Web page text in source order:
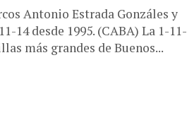
Antonio Estrada Gonzáles y
14 desde 1995. (CABA) La 1-11-
más grandes de Buenos...